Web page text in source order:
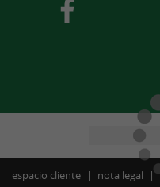
espacio cliente nota legal